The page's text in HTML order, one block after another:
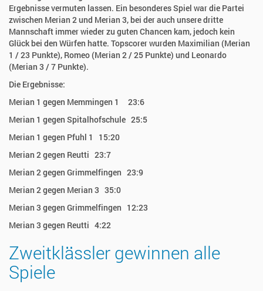
Ergebnisse vermuten lassen. Ein besonderes Spiel war die Partei
zwischen Merian 2 und Merian 3, bei der auch unsere dritte
Mannschaft immer wieder zu guten Chancen kam, jedoch kein
Glück bei den Würfen hatte. Topscorer wurden Maximilian (Merian
1 / 23 Punkte), Romeo (Merian 2 / 25 Punkte) und Leonardo
(Merian 3 / 7 Punkte).
Die Ergebnisse:
Merian 1 gegen Memmingen 1 23:6
Merian 1 gegen Spitalhofschule 25:5
Merian 1 gegen Pfuhl 1 15:20
Merian 2 gegen Reutti 23:7
Merian 2 gegen Grimmelfingen 23:9
Merian 2 gegen Merian 3 35:0
Merian 3 gegen Grimmelfingen 12:23
Merian 3 gegen Reutti 4:22
Zweitklässler gewinnen alle
Spiele